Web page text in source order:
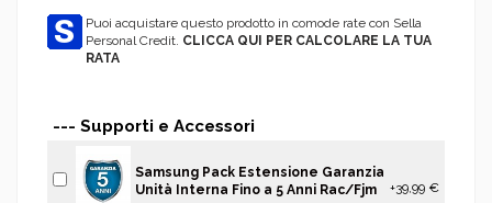
Puoi acquistare questo prodotto in comode rate con Sella
Personal Credit. CLICCA QUI PER CALCOLARE LA TUA
RATA
--- Supporti e Accessori
Samsung Pack Estensione Garanzia
Unità Interna Fino a 5 Anni Rac/Fjm
+39,99 €